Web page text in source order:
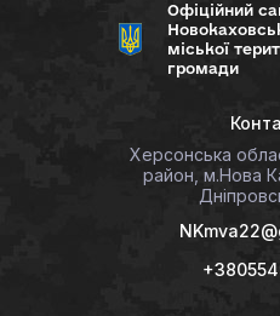
Офіційний
міської
громади
Херсонська
район, м.Нова